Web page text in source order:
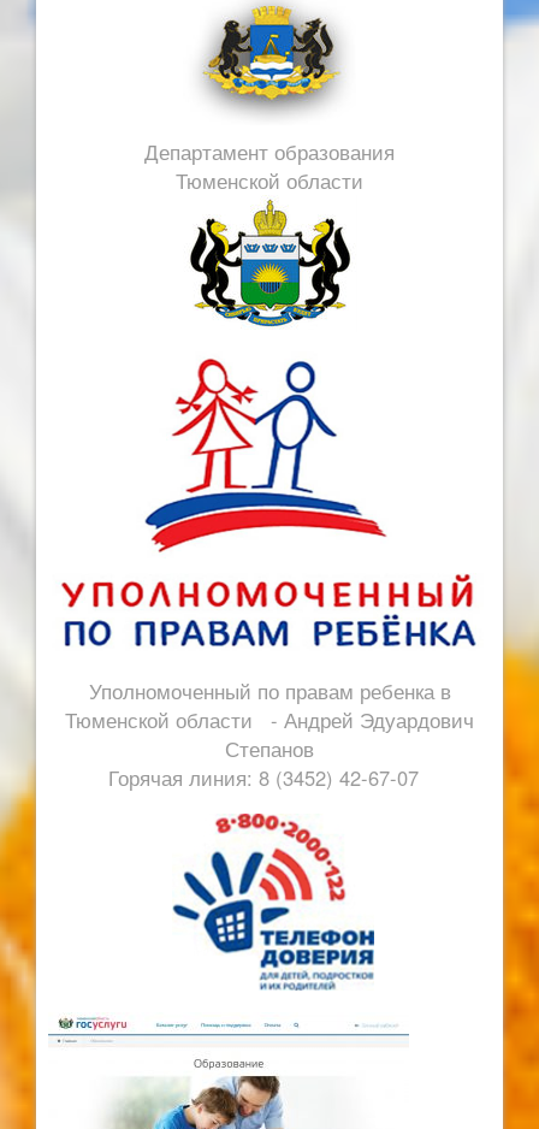
Департамент образования
Тюменской области
Уполномоченный по правам ребенка в
Тюменской области - Андрей Эдуардович
Степанов
Горячая линия: 8 (3452) 42-67-07